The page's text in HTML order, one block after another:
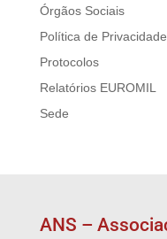
Órgãos Sociais
Política de Privacidade
Protocolos
Relatórios EUROMIL
Sede
ANS –